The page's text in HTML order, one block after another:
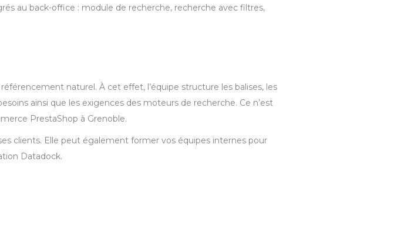
au back-office : module de recherche, recherche avec filtres,
naturel. À cet effet, l’équipe structure les balises, les
ainsi que les exigences des moteurs de recherche. Ce n’est
PrestaShop à Grenoble.
clients. Elle peut également former vos équipes internes pour
Datadock.